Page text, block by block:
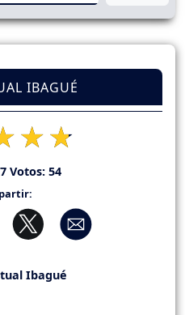
IBAGUÉ
Votos: 54